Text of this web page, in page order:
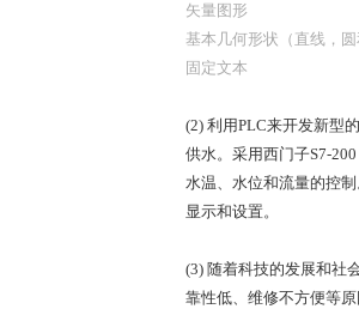
矢量图形
基本几何形状（直线，
固定文本
(2) 利用PLC来开发新型
供水。采用西门子S7-
水温、水位和流量的控
显示和设置。
(3) 随着科技的发展和社
靠性低、维修不方便等